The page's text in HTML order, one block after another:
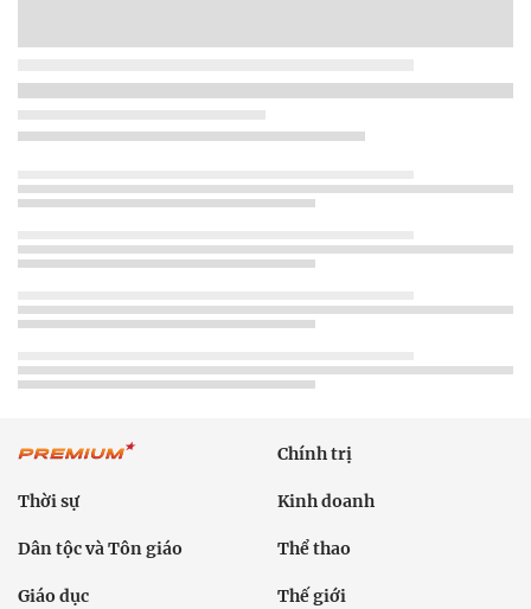
Chính trị
Thời sự Kinh doanh
Dân tộc và Tôn giáo Thể thao
Giáo dục Thế giới